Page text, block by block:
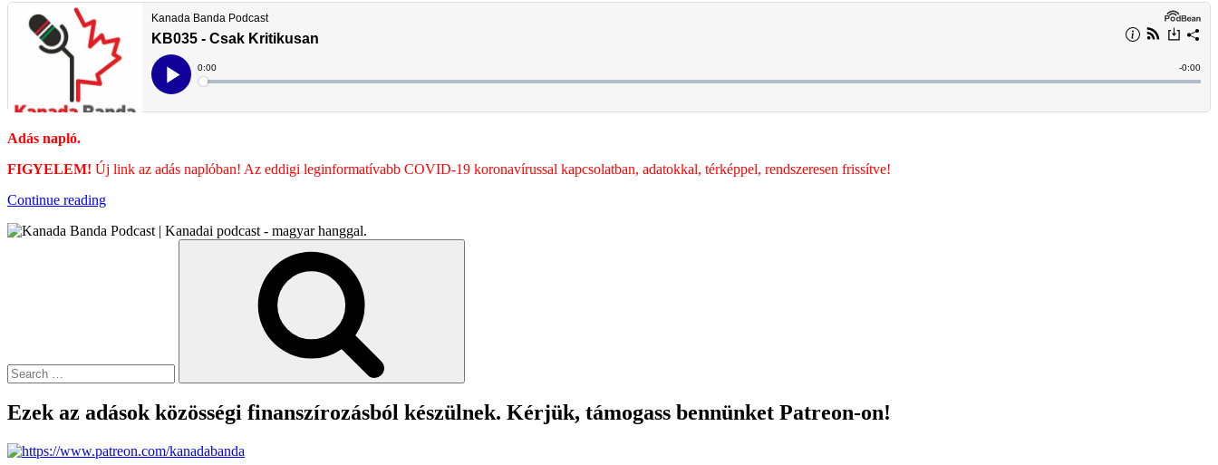
Adás napló.
FIGYELEM! Új link az adás naplóban! Az eddigi leginformatívabb COVID-19 koronavírussal kapcsolatban, adatokkal, térképpel, rendszeresen frissítve!
Continue reading“KB035
Csak
Ezek az adások közösségi finanszírozásból készülnek. Kérjük, támogass bennünket Patreon-on!